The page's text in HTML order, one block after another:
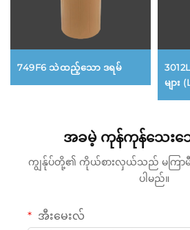
749F6 သဲထည့်သော ဒရမ်
များ
အခမဲ့ ကုန်ကုန်သေးသ
ကျွန်ုပ်တို့၏ ကိုယ်စားလှယ်သည် မက
ပါမည်။
အီးမေးလ်